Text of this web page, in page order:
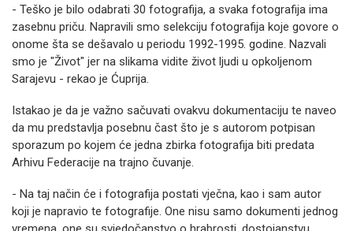
- Teško je bilo odabrati 30 fotografija, a svaka fotografija ima
zasebnu priču. Napravili smo selekciju fotografija koje govore o
onome šta se dešavalo u periodu 1992-1995. godine. Nazvali
smo je "Život" jer na slikama vidite život ljudi u opkoljenom
Sarajevu - rekao je Ćuprija.
Istakao je da je važno sačuvati ovakvu dokumentaciju te naveo
da mu predstavlja posebnu čast što je s autorom potpisan
sporazum po kojem će jedna zbirka fotografija biti predata
Arhivu Federacije na trajno čuvanje.
- Na taj način će i fotografija postati vječna, kao i sam autor
koji je napravio te fotografije. One nisu samo dokumenti jednog